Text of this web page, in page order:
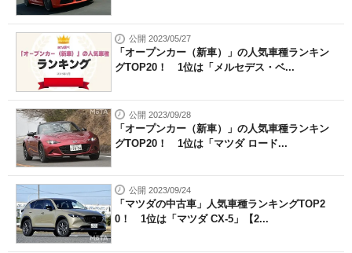
公開 2023/05/27
「オープンカー（新車）」の人気車種ランキン
グTOP20！ 1位は「メルセデス・ベ...
公開 2023/09/28
「オープンカー（新車）」の人気車種ランキン
グTOP20！ 1位は「マツダ ロード...
公開 2023/09/24
「マツダの中古車」人気車種ランキングTOP2
0！ 1位は「マツダ CX-5」【2...